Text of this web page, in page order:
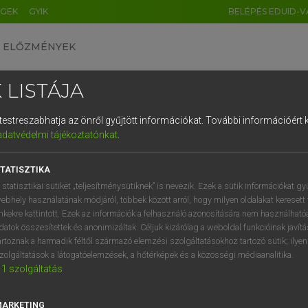
GYIK BELÉPÉS EDUID-
ELŐZMÉNYEK
szótár
VAN ELŐFIZETÉSED?
megtekintéséhez.
LISTÁJA
az önről gyűjtött információkat. További információért
tájékoztatónkat.
statisztikai sütiket „teljesítménysütiknek” is nevezik. Ezek a sütik információkat
használatának módjáról, többek között arról, hogy milyen oldalakat keresett
kattintott. Ezek az információk a felhasználó azonosítására nem
összesítettek és anonimizáltak. Céljuk kizárólag a weboldal funkcióinak
a harmadik féltől származó elemzési szolgáltatásokhoz tartozó sütik;
a látogatóelemzések, a hőtérképek és a közösségi médiaanalitika.
1 szolgáltatás
DE CN FR ES IT NL
1 2 3 4 5 6 7 8 9
q w e r t z u i
a s d f g h j k l é
í y x c v b n m , .